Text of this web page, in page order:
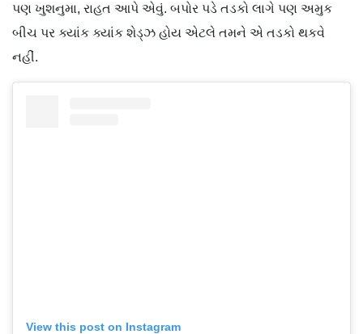
પણ ખુશનુમા, રાહત આપે એવું. બપોર પડે તડકો લાગે પણ અમુક
બીચ પર ક્યાંક ક્યાંક શેડ્ઝ હોય એટલે તમને એ તડકો થકવે
નહીં.
View this post on Instagram